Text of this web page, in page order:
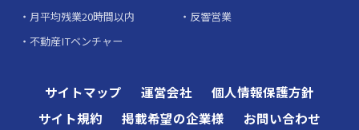
月平均残業20時間以内
反響営業
不動産ITベンチャー
サイトマップ 運営会社
個人情報保護方針
サイト規約
掲載希望の企業様 お問い合わせ